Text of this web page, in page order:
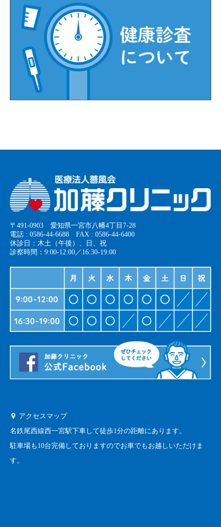
〒491-0903 愛知県一宮市八幡4丁目7-28
電話 : 0586-44-6688 FAX : 0586-44-6400
休診日：木土（午後）、日、祝
診察時間：9:00-12:00／16:30-19:00
アクセスマップ
名鉄尾西線西一宮駅下車して徒歩1分の距離にあります。
駐車場も10台完備しておりますのでお車でもお越しいただけま
す。